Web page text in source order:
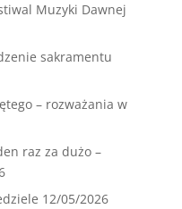
Muzyki Dawnej
sakramentu
– rozważania w
raz za dużo –
12/05/2026